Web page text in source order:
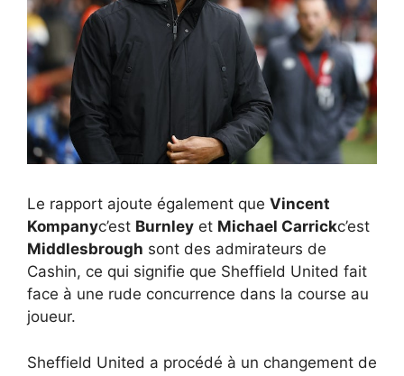
Le rapport ajoute également que Vincent
Kompanyc’est Burnley et Michael Carrickc’est
Middlesbrough sont des admirateurs de
Cashin, ce qui signifie que Sheffield United fait
face à une rude concurrence dans la course au
joueur.
Sheffield United a procédé à un changement de